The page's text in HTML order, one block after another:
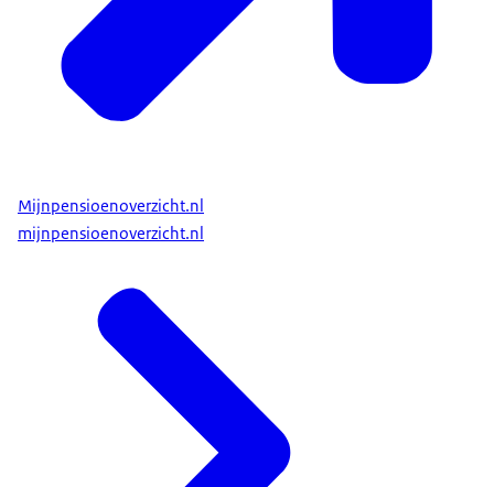
Mijnpensioenoverzicht.nl
mijnpensioenoverzicht.nl